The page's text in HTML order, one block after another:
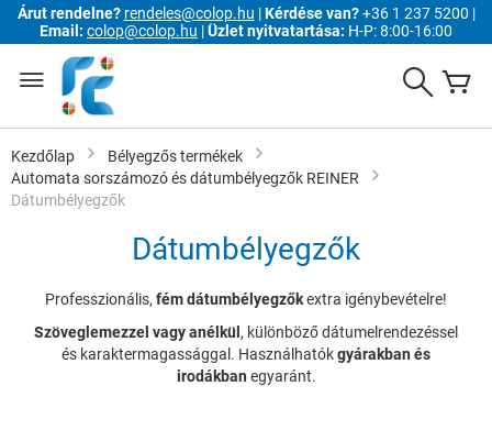
Árut rendelne? rendeles@colop.hu |Kérdése van?+36 1 237 5200 |
Email: colop@colop.hu |Üzlet nyitvatartása: H-P: 8:00-16:00
Search
Kezdőlap
Bélyegzős termékek
Automata sorszámozó és dátumbélyegzők REINER
Dátumbélyegzők
Dátumbélyegzők
Professzionális, fém dátumbélyegzőkextra igénybevételre!
Szöveglemezzel vagy anélkül, különböző dátumelrendezéssel
és karaktermagassággal. Használhatókgyárakban és
irodákban egyaránt.